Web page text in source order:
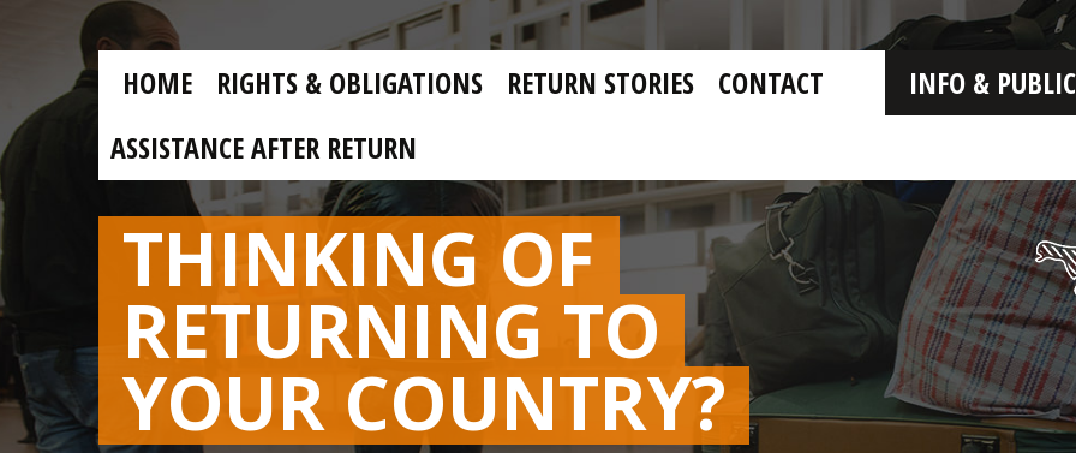
Skip to main content
MAIN
NAVIGATION
HOME RIGHTS & OBLIGATIONS RETURN STORIES CONTACT
INFO &
ASSISTANCE AFTER RETURN
THINKING OF
RETURNING TO
YOUR COUNTRY?